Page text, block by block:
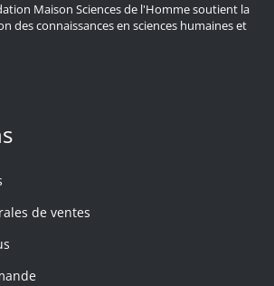
Maison Sciences de l'Homme soutient la
des connaissances en sciences humaines et
de ventes